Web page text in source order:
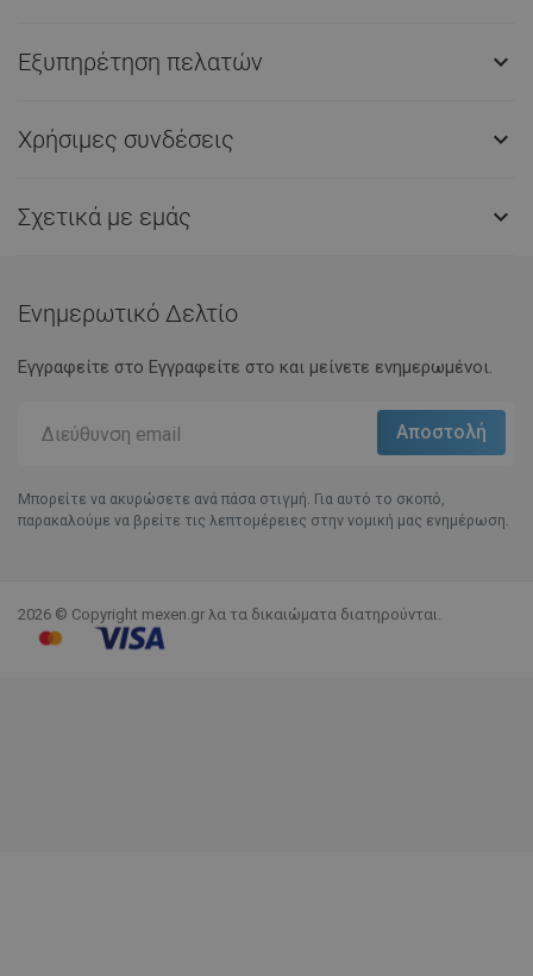
Εξυπηρέτηση πελατών 
Χρήσιμες συνδέσεις 
Σχετικά με εμάς 
Ενημερωτικό Δελτίο
Εγγραφείτε στο Eγγραφείτε στο και μείνετε ενημερωμένοι.
Μπορείτε να ακυρώσετε ανά πάσα στιγμή. Για αυτό το σκοπό,
παρακαλούμε να βρείτε τις λεπτομέρειες στην νομική μας ενημέρωση.
2026 © Copyright mexen.gr λα τα δικαιώματα διατηρούνται.